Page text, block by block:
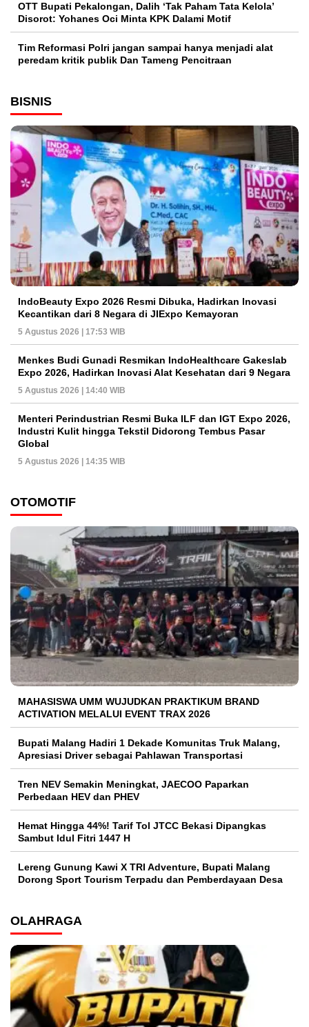
OTT Bupati Pekalongan, Dalih ‘Tak Paham Tata Kelola’
Disorot: Yohanes Oci Minta KPK Dalami Motif
Tim Reformasi Polri jangan sampai hanya menjadi alat
peredam kritik publik Dan Tameng Pencitraan
BISNIS
IndoBeauty Expo 2026 Resmi Dibuka, Hadirkan Inovasi
Kecantikan dari 8 Negara di JIExpo Kemayoran
5 Agustus 2026 | 17:53 WIB
Menkes Budi Gunadi Resmikan IndoHealthcare Gakeslab
Expo 2026, Hadirkan Inovasi Alat Kesehatan dari 9 Negara
5 Agustus 2026 | 14:40 WIB
Menteri Perindustrian Resmi Buka ILF dan IGT Expo 2026,
Industri Kulit hingga Tekstil Didorong Tembus Pasar
Global
5 Agustus 2026 | 14:35 WIB
OTOMOTIF
MAHASISWA UMM WUJUDKAN PRAKTIKUM BRAND
ACTIVATION MELALUI EVENT TRAX 2026
Bupati Malang Hadiri 1 Dekade Komunitas Truk Malang,
Apresiasi Driver sebagai Pahlawan Transportasi
Tren NEV Semakin Meningkat, JAECOO Paparkan
Perbedaan HEV dan PHEV
Hemat Hingga 44%! Tarif Tol JTCC Bekasi Dipangkas
Sambut Idul Fitri 1447 H
Lereng Gunung Kawi X TRI Adventure, Bupati Malang
Dorong Sport Tourism Terpadu dan Pemberdayaan Desa
OLAHRAGA